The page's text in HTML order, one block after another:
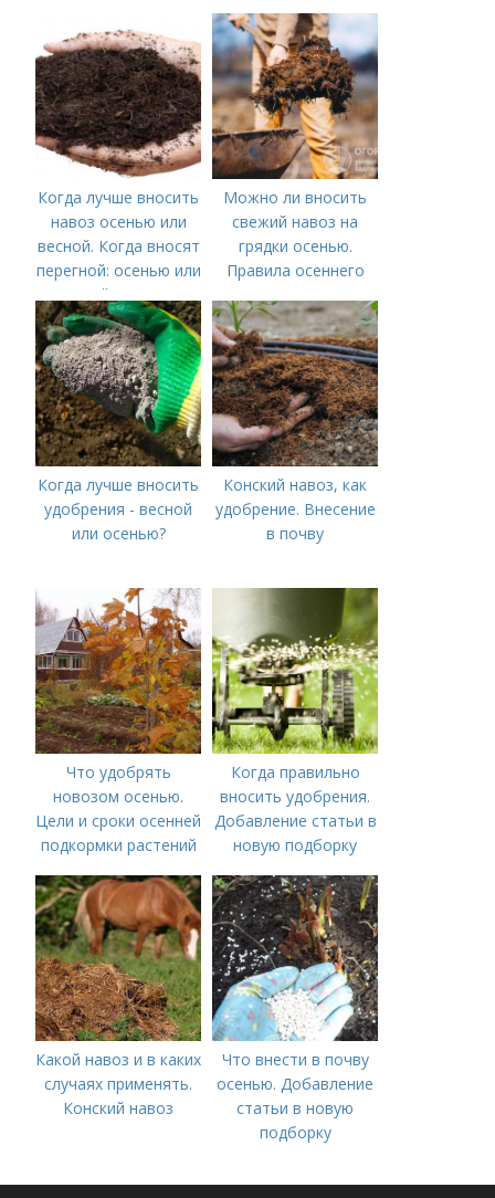
Когда лучше вносить
навоз осенью или
весной. Когда вносят
перегной: осенью или
весной, правила
внесения удобрений
Можно ли вносить
свежий навоз на
грядки осенью.
Правила осеннего
Когда лучше вносить
удобрения - весной
или осенью?
Конский навоз, как
удобрение. Внесение
в почву
Что удобрять
новозом осенью.
Цели и сроки осенней
подкормки растений
Когда правильно
вносить удобрения.
Добавление статьи в
новую подборку
Какой навоз и в каких
случаях применять.
Конский навоз
Что внести в почву
осенью. Добавление
статьи в новую
подборку